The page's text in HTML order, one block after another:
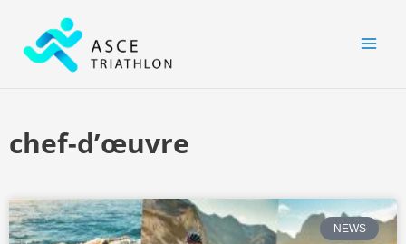
contenu
chef-d’œuvre
NEWS